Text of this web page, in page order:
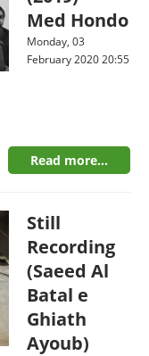
Med Hondo
Monday, 03
February 2020 20:55
Read more...
Still
Recording
(Saeed Al
Batal e
Ghiath
Ayoub)